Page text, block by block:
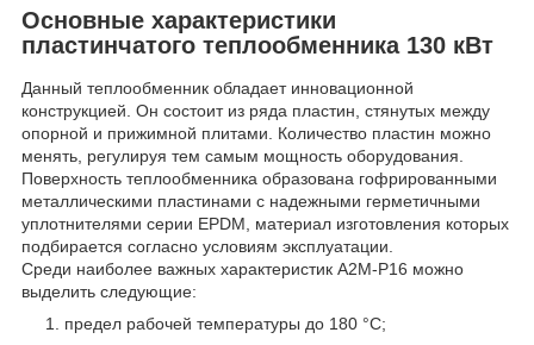
Основные характеристики
пластинчатого теплообменника 130 кВт
Данный теплообменник обладает инновационной
конструкцией. Он состоит из ряда пластин, стянутых между
опорной и прижимной плитами. Количество пластин можно
менять, регулируя тем самым мощность оборудования.
Поверхность теплообменника образована гофрированными
металлическими пластинами с надежными герметичными
уплотнителями серии EPDM, материал изготовления которых
подбирается согласно условиям эксплуатации.
Среди наиболее важных характеристик A2M-P16 можно
выделить следующие:
предел рабочей температуры до 180 °С;